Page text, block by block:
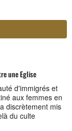
une Eglise
d'immigrés et
aux femmes en
discrètement mis
du culte